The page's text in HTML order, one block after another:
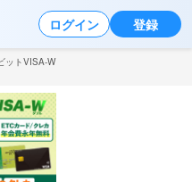
ログイン 登録
ットVISA-W